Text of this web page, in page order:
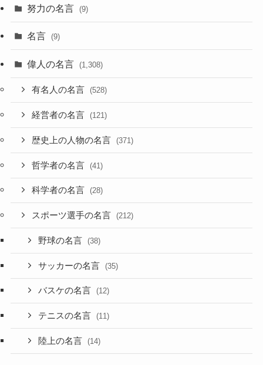
努力の名言 (9)
名言 (9)
偉人の名言 (1,308)
有名人の名言 (528)
経営者の名言 (121)
歴史上の人物の名言 (371)
哲学者の名言 (41)
科学者の名言 (28)
スポーツ選手の名言 (212)
野球の名言 (38)
サッカーの名言 (35)
バスケの名言 (12)
テニスの名言 (11)
陸上の名言 (14)